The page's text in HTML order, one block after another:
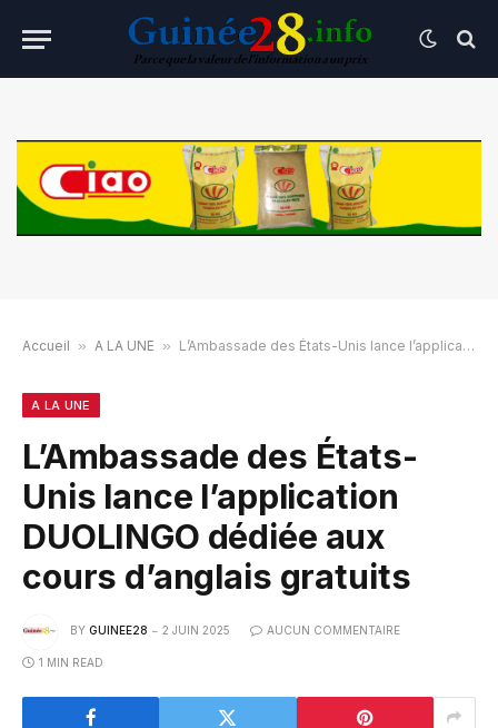
Accueil » A LA UNE » L’Ambassade des États-Unis lance l’application DUOLINGO dédiée aux cours d’anglais gratuits
A LA UNE
L’Ambassade des États-
Unis lance l’application
DUOLINGO dédiée aux
cours d’anglais gratuits
BY GUINEE28 2 JUIN 2025 AUCUN COMMENTAIRE
1 MIN READ